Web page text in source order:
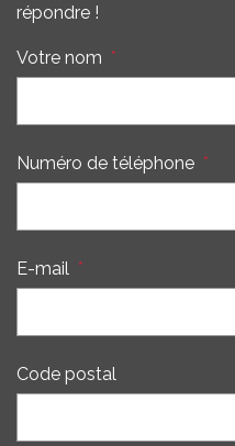
répondre !
Votre nom *
Numéro de téléphone *
E-mail *
Code postal